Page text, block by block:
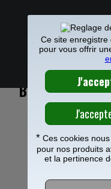
Frais de
Echappement
BOUCHON
Ce site
pour vous offrir
* Ces cookies
pour nos produits
et la pertinence